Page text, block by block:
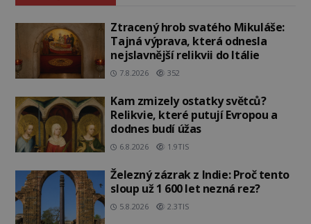
Ztracený hrob svatého Mikuláše:
Tajná výprava, která odnesla
nejslavnější relikvii do Itálie
7.8.2026 352
Kam zmizely ostatky světců?
Relikvie, které putují Evropou a
dodnes budí úžas
6.8.2026 1.9TIS
Železný zázrak z Indie: Proč tento
sloup už 1 600 let nezná rez?
5.8.2026 2.3TIS